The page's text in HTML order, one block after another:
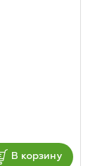
В корзину